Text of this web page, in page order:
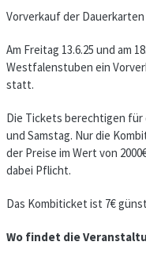
Vorverkauf der Dauerkarten
Am Freitag 13.6.25 und am
Westfalenstuben ein
statt.
Die Tickets berechtigen
und Samstag. Nur die
der Preise im Wert von
dabei Pflicht.
Das Kombiticket ist 7€
Wo findet die